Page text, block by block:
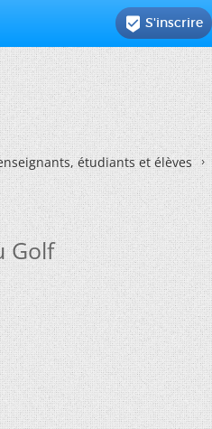
 S'inscrire
étudiants et élèves
Golf